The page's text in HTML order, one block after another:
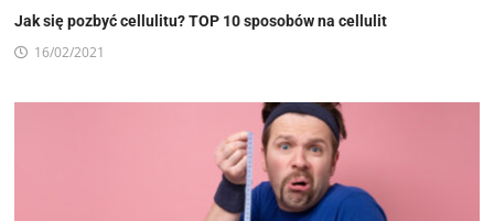
Jak się pozbyć cellulitu? TOP 10 sposobów na cellulit
16/02/2021